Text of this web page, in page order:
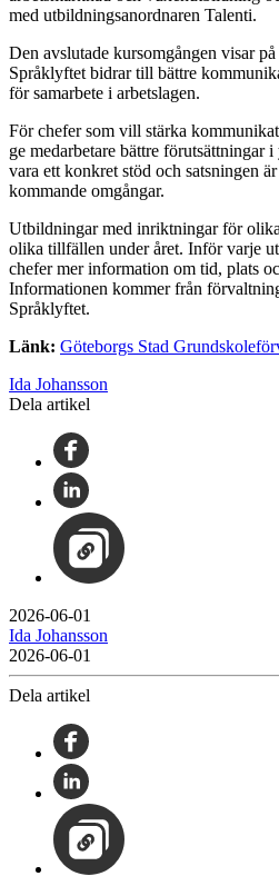
med utbildningsanordnaren Talenti.
Den avslutade kursomgången visar
Språklyftet bidrar till bättre
för samarbete i arbetslagen.
För chefer som vill stärka
ge medarbetare bättre förutsättningar
vara ett konkret stöd och satsningen
kommande omgångar.
Utbildningar med inriktningar för
olika tillfällen under året. Inför varje
chefer mer information om tid, plats
Informationen kommer från
Språklyftet.
Länk: Göteborgs Stad
Ida Johansson
Dela artikel
2026-06-01
Ida Johansson
2026-06-01
Dela artikel